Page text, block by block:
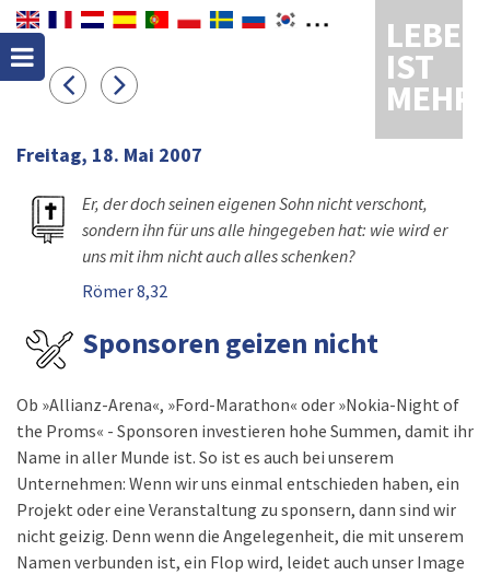
LEBEN
IST
MEHR
Freitag, 18. Mai 2007
Er, der doch seinen eigenen Sohn nicht verschont,
sondern ihn für uns alle hingegeben hat: wie wird er
uns mit ihm nicht auch alles schenken?
Römer 8,32
Sponsoren geizen nicht
Ob »Allianz-Arena«, »Ford-Marathon« oder »Nokia-Night of
the Proms« - Sponsoren investieren hohe Summen, damit ihr
Name in aller Munde ist. So ist es auch bei unserem
Unternehmen: Wenn wir uns einmal entschieden haben, ein
Projekt oder eine Veranstaltung zu sponsern, dann sind wir
nicht geizig. Denn wenn die Angelegenheit, die mit unserem
Namen verbunden ist, ein Flop wird, leidet auch unser Image